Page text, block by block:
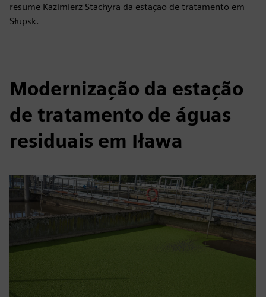
resume Kazimierz Stachyra da estação de tratamento em
Słupsk.
Modernização da estação
de tratamento de águas
residuais em Iława